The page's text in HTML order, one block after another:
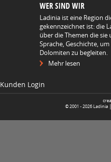
WER SIND WIR
Ladinia ist eine Region
gekennzeichnet ist: die
über die Themen die
Sprache, Geschichte,
Dolomiten zu begleiten.
Mehr lesen
Kunden Login
© 2001 -2026 Ladinia